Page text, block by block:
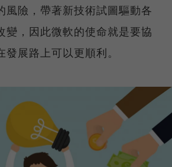
風險，帶著新技術試圖驅動各
變，因此微軟的使命就是要協
展路上可以更順利。